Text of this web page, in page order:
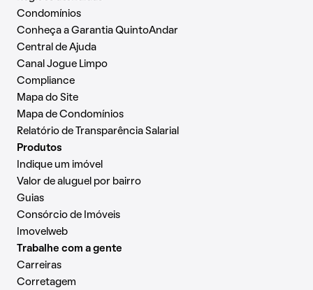
Condomínios
Conheça a Garantia QuintoAndar
Central de Ajuda
Canal Jogue Limpo
Compliance
Mapa do Site
Mapa de Condomínios
Relatório de Transparência Salarial
Produtos
Indique um imóvel
Valor de aluguel por bairro
Guias
Consórcio de Imóveis
Imovelweb
Trabalhe com a gente
Carreiras
Corretagem